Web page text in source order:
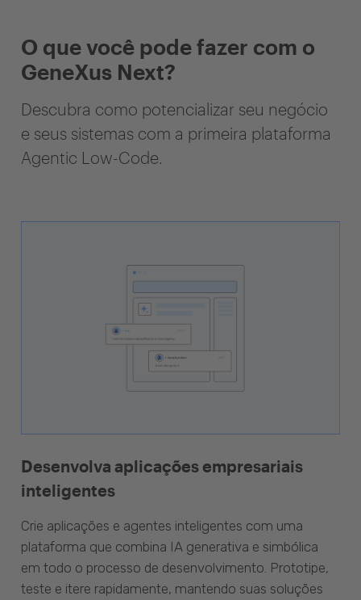
O que você pode fazer com o
GeneXus Next?
Descubra como potencializar seu negócio
e seus sistemas com a primeira plataforma
Agentic Low-Code.
Desenvolva aplicações empresariais
inteligentes
Crie aplicações e agentes inteligentes com uma
plataforma que combina IA generativa e simbólica
em todo o processo de desenvolvimento. Prototipe,
teste e itere rapidamente, mantendo suas soluções